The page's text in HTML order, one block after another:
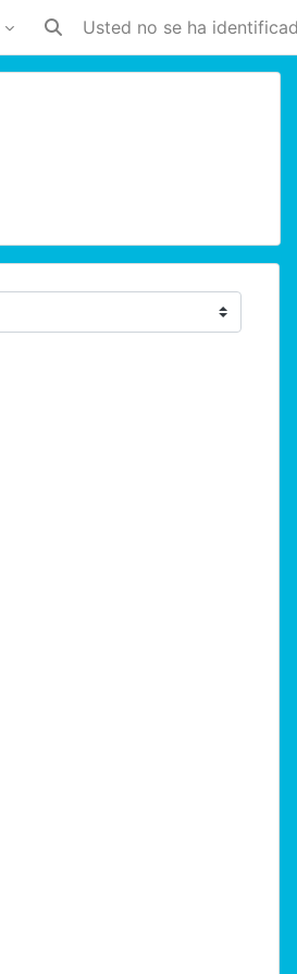
Selector de búsqueda de
Usted no se ha